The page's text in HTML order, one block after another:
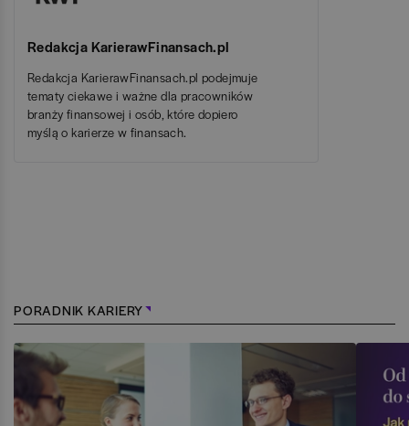
Redakcja KarierawFinansach.pl
Redakcja KarierawFinansach.pl podejmuje
tematy ciekawe i ważne dla pracowników
branży finansowej i osób, które dopiero
myślą o karierze w finansach.
PORADNIK KARIERY